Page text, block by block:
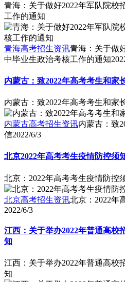
青海：关于做好2022年军队院校
工作的通知
青海高考招生资讯青海：关于做
中毕业生政治考核工作的通知
内蒙古：致2022年高考考生和家
内蒙古：致2022年高考考生和家
内蒙古高考招生资讯内蒙古：致
信2022/6/3
北京2022年高考考生疫情防控须
北京：2022年高考考生疫情防控
北京高考招生资讯北京：2022年
2022/6/3
江西：关于举办2022年普通高校
知
江西：关于举办2022年普通高校
知